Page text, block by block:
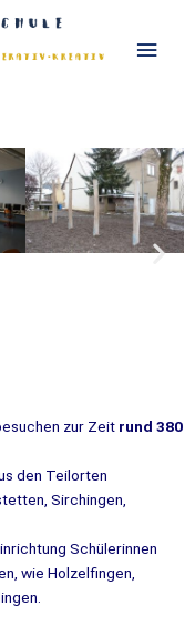
zur Zeit rund 380
den Teilorten
Sirchingen,
Schülerinnen
wie Holzelfingen,